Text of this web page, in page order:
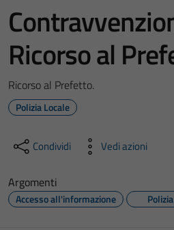
Ricorso al
Ricorso al Prefetto.
Polizia Locale
Condividi Vedi azioni
Argomenti
Accesso all'informazione Polizia